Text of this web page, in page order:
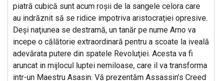
piatră cubică sunt acum roşii de la sangele celora care
au indrăznit să se ridice impotriva aristocraţiei opresive.
Deşi naţiunea se destramă, un tanăr pe nume Arno va
incepe o călătorie extraordinară pentru a scoate la iveală
adevărata putere din spatele Revoluţiei. Acesta va fi
aruncat in mijlocul luptei nemiloase, care il va transforma
intr-un Maestru Asasin. Vă prezentăm Assassin’s Creed